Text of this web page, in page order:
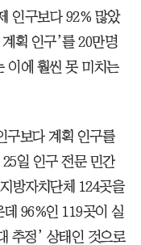
인구보다 92% 많았
획 인구’를 20만명
이에 훨씬 못 미치는
구보다 계획 인구를
일 인구 전문 민간
방자치단체 124곳을
96%인 119곳이 실
추정’ 상태인 것으로